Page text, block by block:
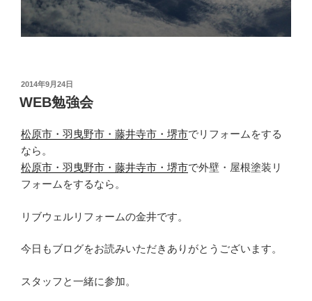
投
稿
日:
2014年9月24日
WEB勉強会
松原市・羽曳野市・藤井寺市・堺市でリフォームをする
なら。
松原市・羽曳野市・藤井寺市・堺市で外壁・屋根塗装リ
フォームをするなら。
リブウェルリフォームの金井です。
今日もブログをお読みいただきありがとうございます。
スタッフと一緒に参加。